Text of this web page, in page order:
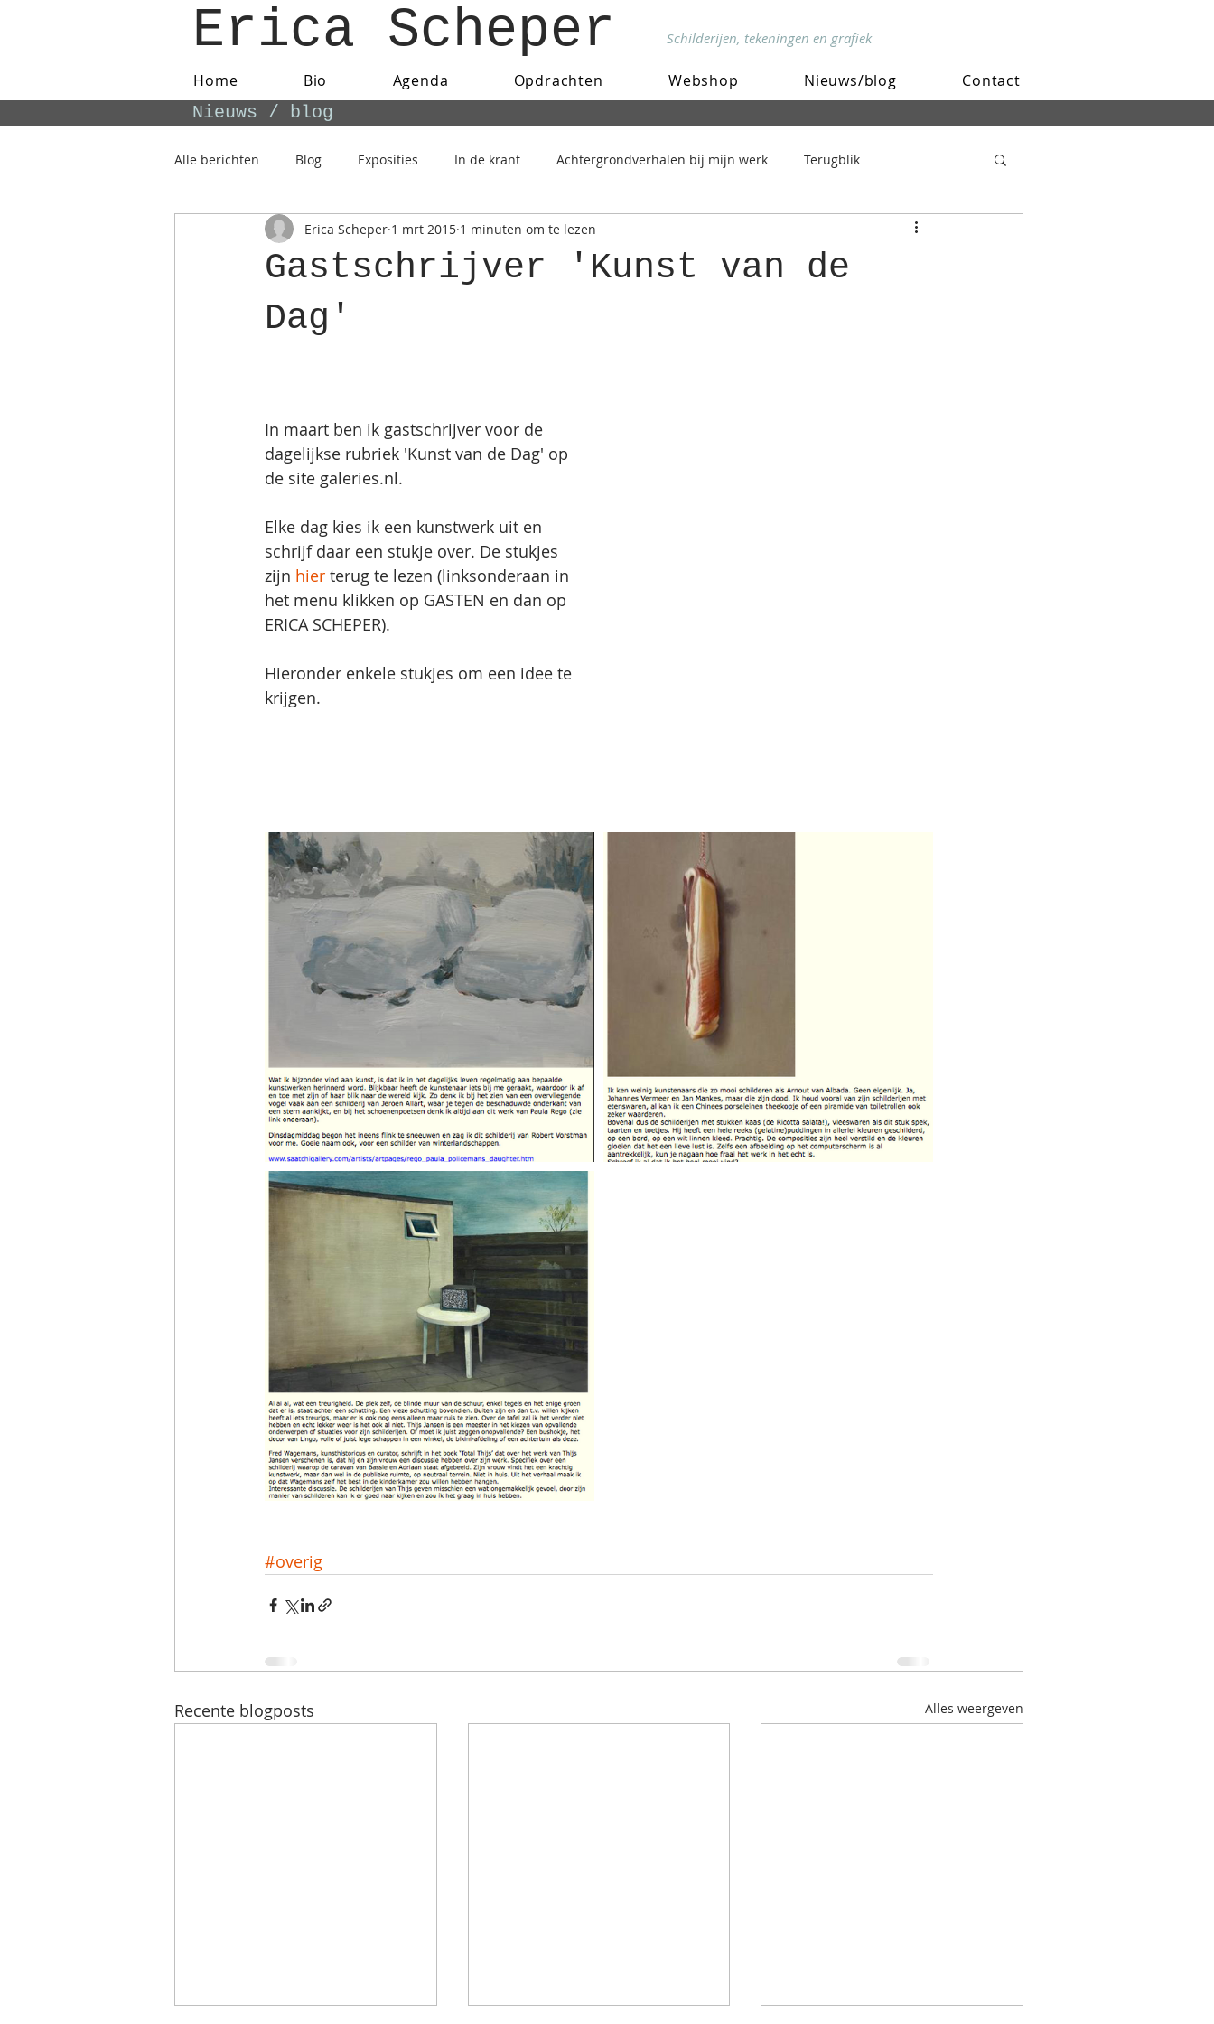
Erica Scheper Schilderijen, tekeningen en grafiek
Home Bio Agenda Opdrachten Webshop Nieuws/blog Contact
Alle berichten Blog Exposities In de krant Achtergrondverhalen bij mijn werk Terugblik
Gastschrijver 'Kunst van de
Dag'
Erica Scheper 1 mrt 2015 1 minuten om te lezen
In maart ben ik gastschrijver voor de
dagelijkse rubriek 'Kunst van de Dag' op
de site galeries.nl.
Elke dag kies ik een kunstwerk uit en
schrijf daar een stukje over. De stukjes
zijn hier terug te lezen (linksonderaan in
het menu klikken op GASTEN en dan op
ERICA SCHEPER).
Hieronder enkele stukjes om een idee te
krijgen.
#overig
Recente blogposts Alles weergeven
Nieuws / blog